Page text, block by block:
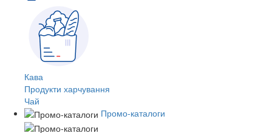
Кава
Продукти харчування
Чай
Промо-каталоги